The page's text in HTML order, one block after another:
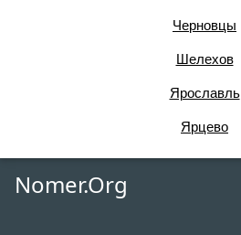
Черновцы
Шелехов
Ярославль
Ярцево
Nomer.Org